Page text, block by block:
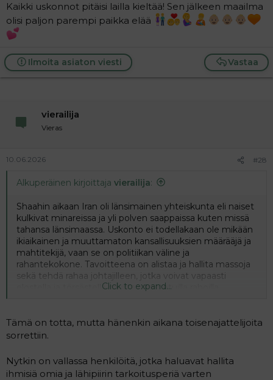
katsota televisiota, koska oma uskontoperinne niin
määrää.
Kaikki uskonnot pitäisi lailla kieltää! Sen jälkeen maailma
olisi paljon parempi paikka elää
Vastaa
Ilmoita asiaton viesti
vierailija
Vieras
10.06.2026 #28
Alkuperäinen kirjoittaja vierailija:
Shaahin aikaan Iran oli länsimainen yhteiskunta eli naiset
kulkivat minareissa ja yli polven saappaissa kuten missä
tahansa länsimaassa. Uskonto ei todellakaan ole mikään
ikiaikainen ja muuttamaton kansallisuuksien määrääjä ja
mahtitekijä, vaan se on politiikan väline ja
rahantekokone. Tavoitteena on alistaa ja hallita massoja
sekä tehdä rahaa johtajilleen, jotka voivat vapaasti
elostella ja törsästellä muilta varastetuilla rahoilla.
Click to expand...
Tämä on totta, mutta hänenkin aikana toisenajattelijoita
sorrettiin.
Nytkin on vallassa henkilöitä, jotka haluavat hallita
ihmisiä omia ja lähipiirin tarkoitusperiä varten